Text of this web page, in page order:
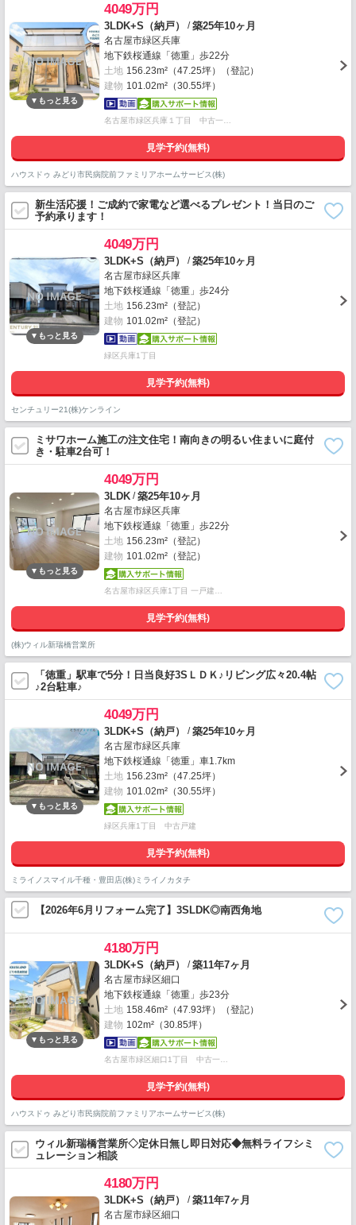
4049万円
3LDK+S（納戸） /築25年10ヶ月
名古屋市緑区兵庫
地下鉄桜通線「徳重」歩22分
土地 156.23m²（47.25坪）（登記）
建物 101.02m²（30.55坪）
名古屋市緑区兵庫１丁目 中古一…
見学予約(無料)
ハウスドゥ みどり市民病院前ファミリアホームサービス(株)
新生活応援！ご成約で家電など選べるプレゼント！当日のご
予約承ります！
4049万円
3LDK+S（納戸） /築25年10ヶ月
名古屋市緑区兵庫
地下鉄桜通線「徳重」歩24分
土地 156.23m²（登記）
建物 101.02m²（登記）
緑区兵庫1丁目
見学予約(無料)
センチュリー21(株)ケンライン
ミサワホーム施工の注文住宅！南向きの明るい住まいに庭付
き・駐車2台可！
4049万円
3LDK /築25年10ヶ月
名古屋市緑区兵庫
地下鉄桜通線「徳重」歩22分
土地 156.23m²（登記）
建物 101.02m²（登記）
名古屋市緑区兵庫1丁目 一戸建…
見学予約(無料)
(株)ウィル新瑞橋営業所
「徳重」駅車で5分！日当良好3SＬＤＫ♪リビング広々20.4帖
♪2台駐車♪
4049万円
3LDK+S（納戸） /築25年10ヶ月
名古屋市緑区兵庫
地下鉄桜通線「徳重」車1.7km
土地 156.23m²（47.25坪）
建物 101.02m²（30.55坪）
緑区兵庫1丁目 中古戸建
見学予約(無料)
ミライノスマイル千種・豊田店(株)ミライノカタチ
【2026年6月リフォーム完了】3SLDK◎南西角地
4180万円
3LDK+S（納戸） /築11年7ヶ月
名古屋市緑区細口
地下鉄桜通線「徳重」歩23分
土地 158.46m²（47.93坪）（登記）
建物 102m²（30.85坪）
名古屋市緑区細口1丁目 中古一…
見学予約(無料)
ハウスドゥ みどり市民病院前ファミリアホームサービス(株)
ウィル新瑞橋営業所◇定休日無し即日対応◆無料ライフシミ
ュレーション相談
4180万円
3LDK+S（納戸） /築11年7ヶ月
名古屋市緑区細口